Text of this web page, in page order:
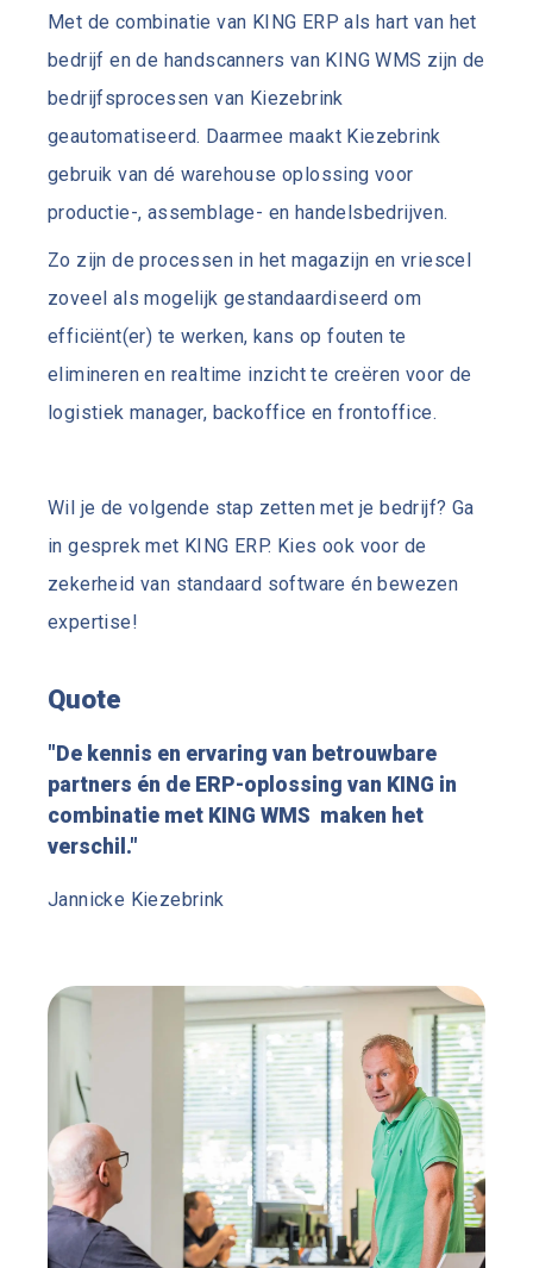
Met de combinatie van KING ERP als hart van het
bedrijf en de handscanners van KING WMS zijn de
bedrijfsprocessen van Kiezebrink
geautomatiseerd. Daarmee maakt Kiezebrink
gebruik van dé warehouse oplossing voor
productie-, assemblage- en handelsbedrijven.
Zo zijn de processen in het magazijn en vriescel
zoveel als mogelijk gestandaardiseerd om
efficiënt(er) te werken, kans op fouten te
elimineren en realtime inzicht te creëren voor de
logistiek manager, backoffice en frontoffice.
Wil je de volgende stap zetten met je bedrijf? Ga
in gesprek met KING ERP. Kies ook voor de
zekerheid van standaard software én bewezen
expertise!
Quote
"De kennis en ervaring van betrouwbare
partners én de ERP-oplossing van KING in
combinatie met KING WMS maken het
verschil."
Jannicke Kiezebrink